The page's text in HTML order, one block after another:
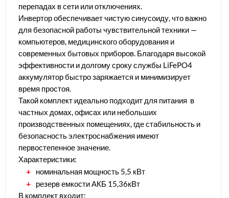
перепадах в сети или отключениях.
Инвертор обеспечивает чистую синусоиду, что важно
для безопасной работы чувствительной техники —
компьютеров, медицинского оборудования и
современных бытовых приборов. Благодаря высокой
эффективности и долгому сроку службы LiFePO4
аккумулятор быстро заряжается и минимизирует
время простоя.
Такой комплект идеально подходит для питания в
частных домах, офисах или небольших
производственных помещениях, где стабильность и
безопасность электроснабжения имеют
первостепенное значение.
Характеристики:
номинальная мощность 5,5 кВт
резерв емкости АКБ 15,36кВт
В комплект входит: